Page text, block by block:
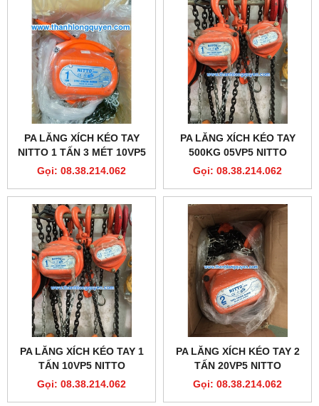
PA LĂNG XÍCH KÉO TAY
NITTO 1 TẤN 3 MÉT 10VP5
Gọi: 08.38.214.062
PA LĂNG XÍCH KÉO TAY
500KG 05VP5 NITTO
Gọi: 08.38.214.062
PA LĂNG XÍCH KÉO TAY 1
TẤN 10VP5 NITTO
Gọi: 08.38.214.062
PA LĂNG XÍCH KÉO TAY 2
TẤN 20VP5 NITTO
Gọi: 08.38.214.062